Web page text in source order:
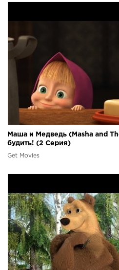
Маша и Медведь (Masha and
будить! (2 Серия)
Get Movies